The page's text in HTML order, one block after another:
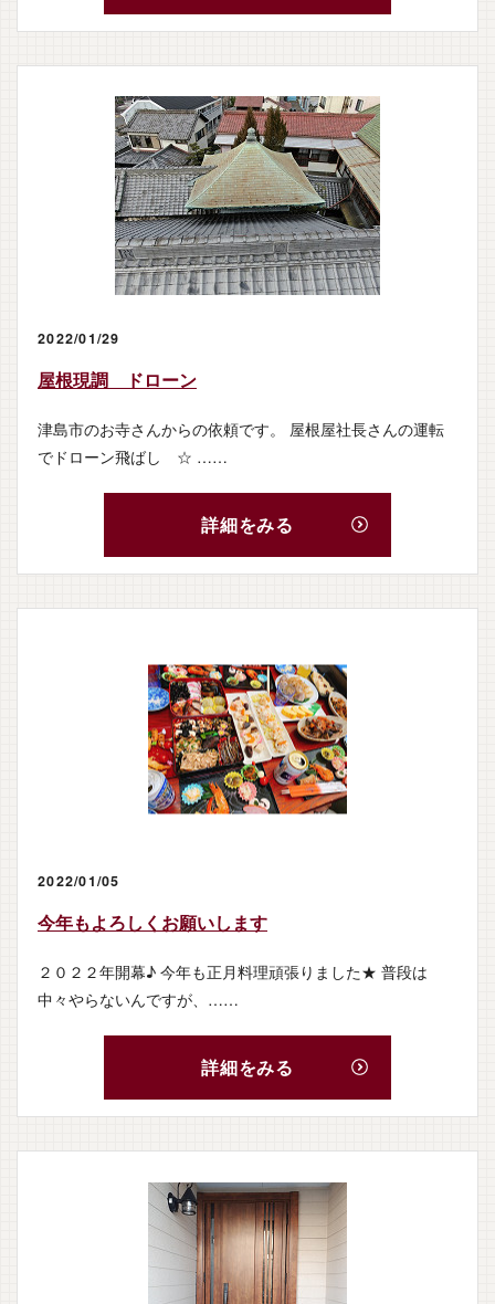
2022/01/29
屋根現調 ドローン
津島市のお寺さんからの依頼です。 屋根屋社長さんの運転
でドローン飛ばし ☆ ……
詳細をみる
2022/01/05
今年もよろしくお願いします
２０２２年開幕♪ 今年も正月料理頑張りました★ 普段は
中々やらないんですが、……
詳細をみる